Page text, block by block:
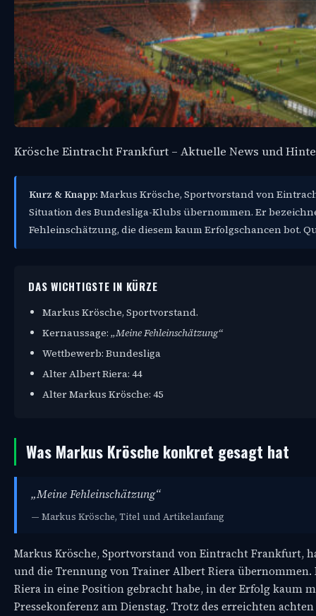
Krösche Eintracht Frankfurt – Aktuelle News und
Kurz & Knapp: Markus Krösche, Sportvorstand von
Situation des Bundesliga-Klubs übernommen. Er
Fehleinschätzung, die diesem kaum Erfolgschancen bot.
DAS WICHTIGSTE IN KÜRZE
Markus Krösche, Sportvorstand.
Kernaussage: „Meine Fehleinschätzung“
Wettbewerb: Bundesliga
Alter Albert Riera: 44
Alter Markus Krösche: 45
Was Markus Krösche konkret gesagt hat
„Meine Fehleinschätzung“
— Markus Krösche, Titel und Artikelanfang
Markus Krösche, Sportvorstand von Eintracht
und die Trennung von Trainer Albert Riera
Riera in eine Position gebracht habe, in der Erfolg kaum
Pressekonferenz am Dienstag. Trotz des erreichten